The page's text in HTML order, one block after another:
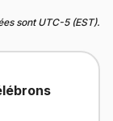
sont UTC-5 (EST).